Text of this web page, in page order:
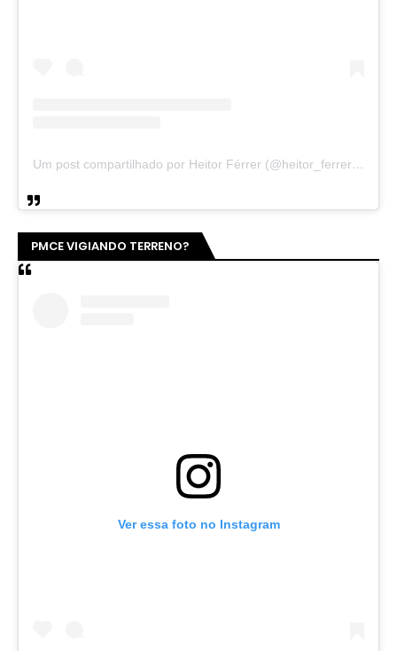
Um post compartilhado por Heitor Férrer (@heitor_ferrer77)
PMCE VIGIANDO TERRENO?
Ver essa foto no Instagram